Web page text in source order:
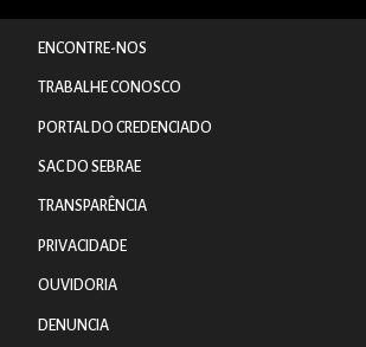
ENCONTRE-NOS
TRABALHE CONOSCO
PORTAL DO CREDENCIADO
SAC DO SEBRAE
TRANSPARÊNCIA
PRIVACIDADE
OUVIDORIA
DENUNCIA